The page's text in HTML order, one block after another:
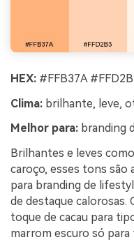
HEX: #FFB37A
Clima: brilhante, leve,
Melhor para: branding
Brilhantes e leves
caroço, esses tons são
para branding de
de destaque calorosas.
toque de cacau para
marrom escuro só